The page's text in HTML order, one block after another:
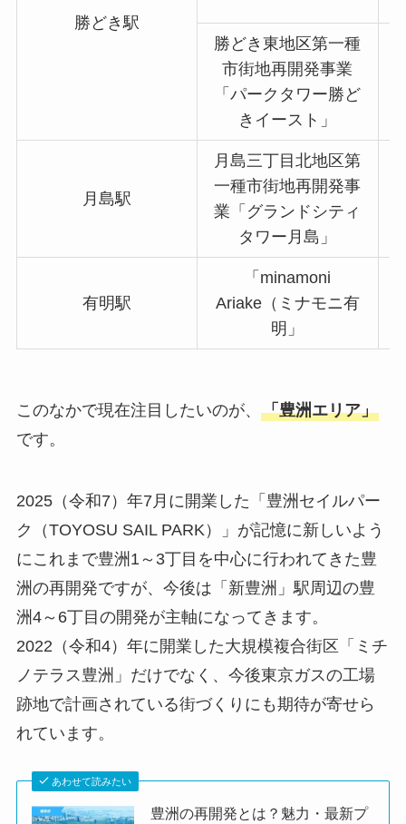
勝どき駅
勝どき東地区第一種
市街地再開発事業
「パークタワー勝ど
きイースト」
月島駅
月島三丁目北地区第
一種市街地再開発事
業「グランドシティ
タワー月島」
有明駅
「minamoni
Ariake（ミナモニ有
明」
このなかで現在注目したいのが、 「豊洲エリア」
です。
2025（令和7）年7月に開業した「豊洲セイルパー
ク（TOYOSU SAIL PARK）」が記憶に新しいよう
にこれまで豊洲1～3丁目を中心に行われてきた豊
洲の再開発ですが、今後は「新豊洲」駅周辺の豊
洲4～6丁目の開発が主軸になってきます。
2022（令和4）年に開業した大規模複合街区「ミチ
ノテラス豊洲」だけでなく、今後東京ガスの工場
跡地で計画されている街づくりにも期待が寄せら
れています。
あわせて読みたい
豊洲の再開発とは？魅力・最新プ